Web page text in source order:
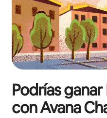
Podrías ganar
conAvana